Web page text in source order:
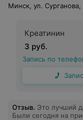
Минск, ул. Сурганова,
Креатинин
3 руб.
Запись по
Отзыв. Это лучший
Были сегодня на